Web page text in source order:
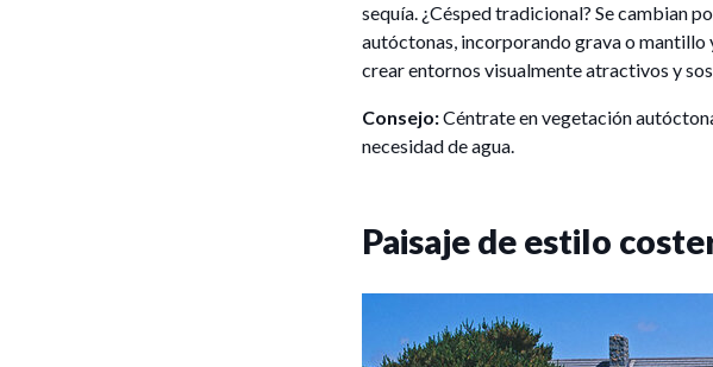
sequía. ¿Césped tradicional? Se cambian
autóctonas, incorporando grava o mantillo
crear entornos visualmente atractivos y
Consejo:Céntrate en vegetación
necesidad de agua.
Paisaje de estilo